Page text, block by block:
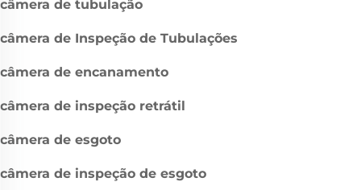
câmera de tubulação
câmera de Inspeção de Tubulações
câmera de encanamento
câmera de inspeção retrátil
câmera de esgoto
câmera de inspeção de esgoto